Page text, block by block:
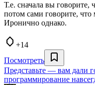
Т.е. сначала вы говорите,
потом сами говорите,
Иронично однако.
+14
Посмотреть
Представьте — вам дали
программирование